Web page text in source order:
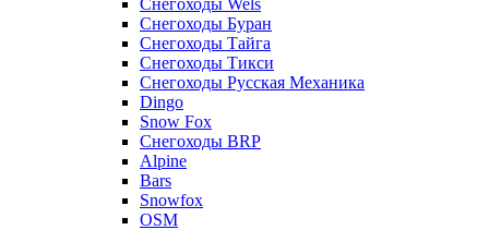
Снегоходы Wels
Снегоходы Буран
Снегоходы Тайга
Снегоходы Тикси
Снегоходы Русская Механика
Dingo
Snow Fox
Снегоходы BRP
Alpine
Bars
Snowfox
OSM